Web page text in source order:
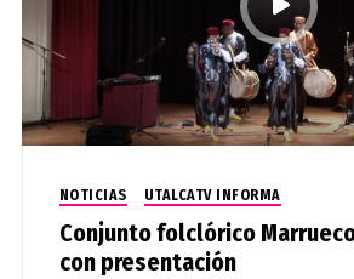
NOTICIAS UTALCATV INFORMA
Conjunto folclórico
con presentación